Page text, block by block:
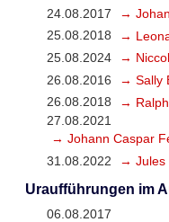
24.08.2017
→
25.08.2018
→
25.08.2024
→
26.08.2016
→ Sally
26.08.2018
→ Ralph
27.08.2021
→ Johann Caspar
31.08.2022
→ Jules
Uraufführungen im
06.08.2017